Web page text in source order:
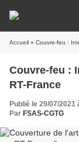
Accueil » Couvre-feu :
Couvre-feu :
RT-France
Publié le 29/07/2021
Par FSAS-CGTG